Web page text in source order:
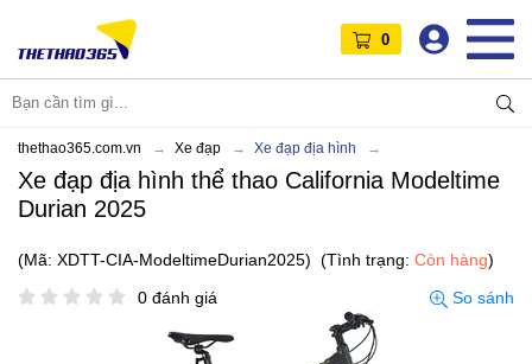
0
thethao365.com.vn Xe đạp Xe đạp địa hình
Xe đạp địa hình thể thao California Modeltime
Durian 2025
(Mã: XDTT-CIA-ModeltimeDurian2025) (Tình trạng: Còn hàng)
0 đánh giá
So sánh